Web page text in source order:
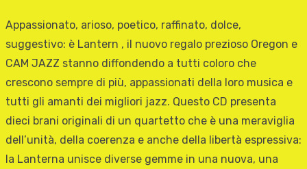
Appassionato, arioso, poetico, raffinato, dolce,
suggestivo: è Lantern , il nuovo regalo prezioso Oregon e
CAM JAZZ stanno diffondendo a tutti coloro che
crescono sempre di più, appassionati della loro musica e
tutti gli amanti dei migliori jazz. Questo CD presenta
dieci brani originali di un quartetto che è una meraviglia
dell’unità, della coerenza e anche della libertà espressiva:
la Lanterna unisce diverse gemme in una nuova, una